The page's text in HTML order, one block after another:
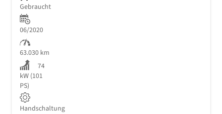
Gebraucht
06/2020
63.030 km
74
kW (101
PS)
Handschaltung